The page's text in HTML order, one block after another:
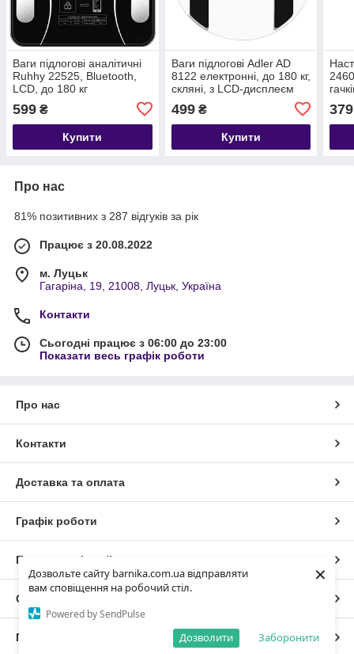
Дозвольте сайту barnika.com.ua відправляти
вам сповіщення на робочий стіл.
Powered by SendPulse
Заборонити
Дозволити
×
Ваги підлогові аналітичні
Ruhhy 22525, Bluetooth,
LCD, до 180 кг
599 ₴
Купити
Ваги підлогові Adler AD
8122 електронні, до 180 кг,
скляні, з LCD-дисплеєм
499₴
Купити
379
Про нас
81% позитивних з 287 відгуків за рік
Працює з 20.08.2022
м. Луцьк
Гагаріна, 19, 21008, Луцьк, Україна
Контакти
Сьогодні працює з 06:00 до 23:00
Показати весь графік роботи
Про нас
Контакти
Доставка та оплата
Графік роботи
Повна версія сайту
Сайт створено на маркетплейсі
Політика конфіденційності